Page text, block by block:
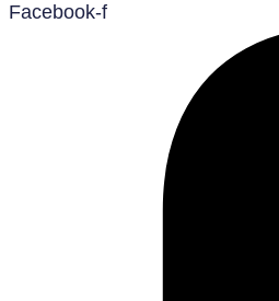
Facebook-f